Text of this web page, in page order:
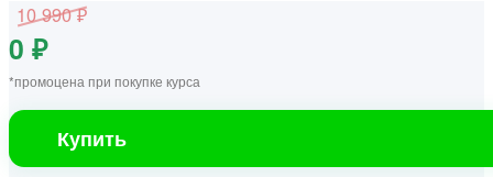
10 990 ₽
0 ₽
*промоцена при покупке курса
Купить